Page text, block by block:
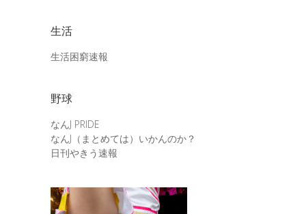
生活
生活困窮速報
野球
なんJ PRIDE
なんJ（まとめては）いかんのか？
日刊やきう速報